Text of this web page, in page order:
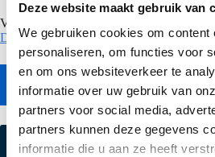
Deze website maakt gebruik van
We gebruiken cookies om content
personaliseren, om functies voor
en om ons websiteverkeer te
informatie over uw gebruik van
partners voor social media,
partners kunnen deze gegevens
informatie die u aan ze heeft
Voor inspiratie en alle mogelijkheden
Designprofielen brochure.
Naar online bestekservice
Kleurmonster aanvragen